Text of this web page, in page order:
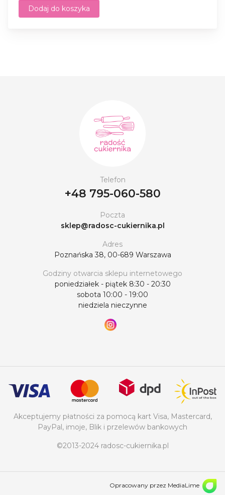
Dodaj do koszyka
Telefon
+48 795-060-580
Poczta
sklep@radosc-cukiernika.pl
Adres
Poznańska 38, 00-689 Warszawa
Godziny otwarcia sklepu internetowego
poniedziałek - piątek 8:30 - 20:30
sobota 10:00 - 19:00
niedziela nieczynne
Akceptujemy płatności za pomocą kart Visa, Mastercard,
PayPal, imoje, Blik i przelewów bankowych
©2013-2024 radosc-cukiernika.pl
Opracowany przez MediaLime